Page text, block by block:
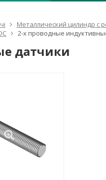
Металлический цилиндр с
2-х проводные
датчики